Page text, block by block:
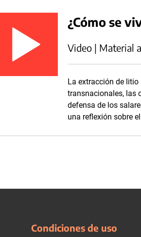
¿Cómo se
Video | Material
La extracción de litio
transnacionales, las
defensa de los
una reflexión sobre
Condiciones de uso